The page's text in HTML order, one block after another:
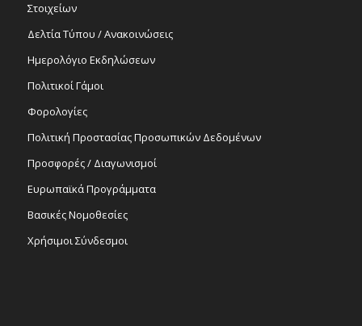
Στοιχείων
Δελτία Τύπου / Ανακοινώσεις
Ημερολόγιο Εκδηλώσεων
Πολιτικοί Γάμοι
Φορολογίες
Πολιτική Προστασίας Προσωπικών Δεδομένων
Προσφορές / Διαγωνισμοί
Ευρωπαϊκά Προγράμματα
Βασικές Νομοθεσίες
Χρήσιμοι Σύνδεσμοι